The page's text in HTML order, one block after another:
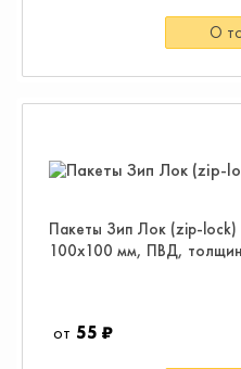
О
Пакеты Зип Лок (zip-lock)
100х100 мм, ПВД,
55 ₽